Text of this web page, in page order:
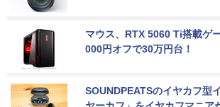
マウス、RTX 5060 Ti搭載ゲ
000円オフで30万円台！
SOUNDPEATSのイヤカフ型